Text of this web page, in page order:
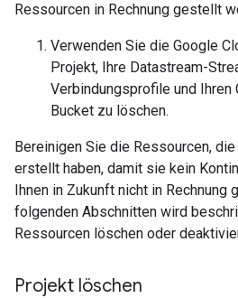
Ressourcen in Rechnung gestellt
Verwenden Sie die Google
Projekt, Ihre Datastream-
Verbindungsprofile und Ihren
Bucket zu löschen.
Bereinigen Sie die Ressourcen,
erstellt haben, damit sie kein
Ihnen in Zukunft nicht in Rechnung
folgenden Abschnitten wird
Ressourcen löschen oder
Projekt löschen